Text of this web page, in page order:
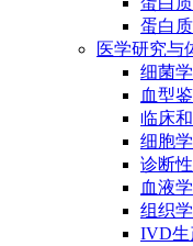
蛋白
医学研究与
细菌学
血型
临床
细胞
诊断
血液学
组织
IVD生